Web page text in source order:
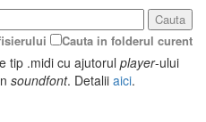
Cauta
Cauta in folderul curent
tip .midi cu ajutorul player-ului
soundfont. Detalii aici.